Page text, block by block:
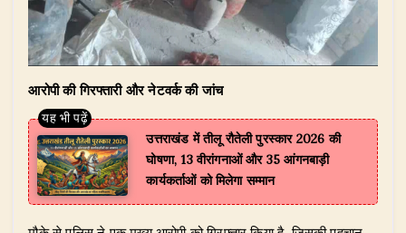
आरोपी की गिरफ्तारी और नेटवर्क की जांच
उत्तराखंड में तीलू रौतेली पुरस्कार 2026 की
घोषणा, 13 वीरांगनाओं और 35 आंगनबाड़ी
कार्यकर्ताओं को मिलेगा सम्मान